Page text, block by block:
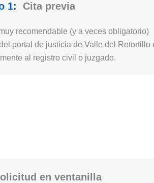
1: Cita previa
recomendable (y a veces obligatorio)
portal de justicia de Valle del Retortillo
al registro civil o juzgado.
en ventanilla